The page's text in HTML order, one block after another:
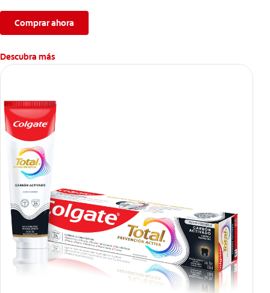
Comprar ahora
Descubra más